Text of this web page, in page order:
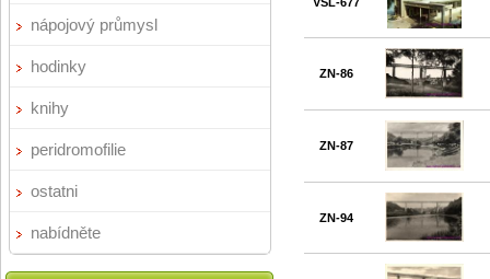
nápojový průmysl
hodinky
knihy
peridromofilie
ostatni
nabídněte
ZN-86
ZN-87
ZN-94